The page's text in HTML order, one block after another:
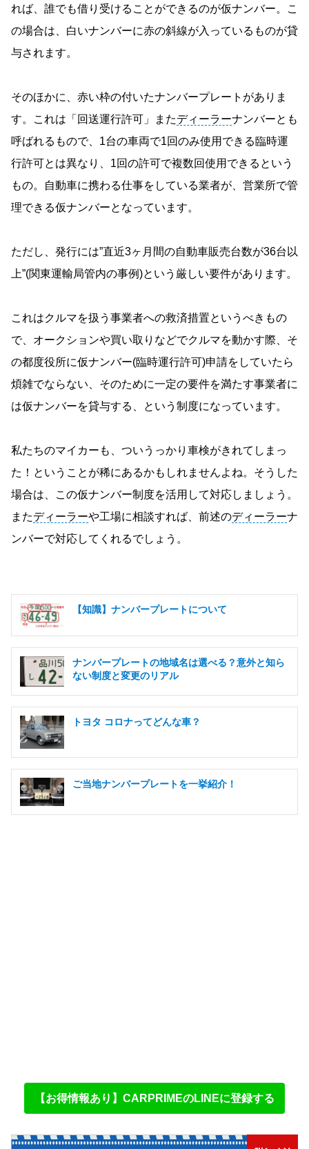
れば、誰でも借り受けることができるのが仮ナンバー。こ
の場合は、白いナンバーに赤の斜線が入っているものが貸
与されます。
そのほかに、赤い枠の付いたナンバープレートがありま
す。これは「回送運行許可」またディーラーナンバーとも
呼ばれるもので、1台の車両で1回のみ使用できる臨時運
行許可とは異なり、1回の許可で複数回使用できるという
もの。自動車に携わる仕事をしている業者が、営業所で管
理できる仮ナンバーとなっています。
ただし、発行には”直近3ヶ月間の自動車販売台数が36台以
上”(関東運輸局管内の事例)という厳しい要件があります。
これはクルマを扱う事業者への救済措置というべきもの
で、オークションや買い取りなどでクルマを動かす際、そ
の都度役所に仮ナンバー(臨時運行許可)申請をしていたら
煩雑でならない、そのために一定の要件を満たす事業者に
は仮ナンバーを貸与する、という制度になっています。
私たちのマイカーも、ついうっかり車検がきれてしまっ
た！ということが稀にあるかもしれませんよね。そうした
場合は、この仮ナンバー制度を活用して対応しましょう。
またディーラーや工場に相談すれば、前述のディーラーナ
ンバーで対応してくれるでしょう。
【知識】ナンバープレートについて
ナンバープレートの地域名は選べる？意外と知ら
ない制度と変更のリアル
トヨタ コロナってどんな車？
ご当地ナンバープレートを一挙紹介！
【お得情報あり】CARPRIMEのLINEに登録する